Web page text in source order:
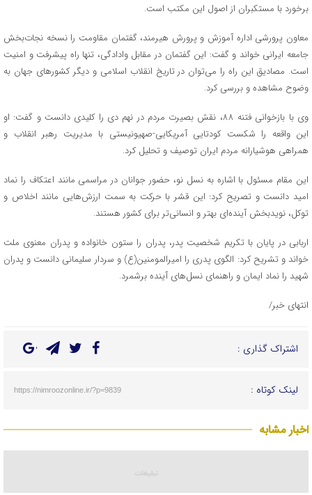
برخورد با مستکبران از اصول این مکتب است.
معاون پرورشی اداره آموزش و پرورش هیرمند، گفتمان مقاومت را نسخه نجات‌بخش
جامعه ایرانی خواند و گفت: این گفتمان در مقابل وادادگی، تنها راه پیشرفت و امنیت
است. مصادیق این راه را می‌توان در تاریخ انقلاب اسلامی و دیگر کشورهای جهان به
وضوح مشاهده و بررسی کرد.
وی با بازخوانی فتنه ۸۸، نقش بصیرت مردم در نهم دی را کلیدی دانست و گفت: او
این واقعه را شکست کودتایی آمریکایی-صهیونیستی با مدیریت رهبر انقلاب و
همراهی هوشیارانه مردم ایران توصیف و تحلیل کرد.
این مقام مسئول با اشاره به نسل نو، حضور جوانان در مراسمی مانند اعتکاف را نماد
امید دانست و تصریح کرد: این قشر با حرکت به سمت ارزش‌هایی مانند اخلاص و
توکل، نویدبخش آینده‌ای بهتر و انسانی‌تر برای کشور هستند.
اربابی در پایان با تکریم شخصیت پدر، پدران را ستون خانواده و پدران معنوی ملت
خواند و تشریح کرد: الگوی پدری را امیرالمومنین(ع) و سردار سلیمانی دانست و پدران
شهید را نماد ایمان و راهنمای نسل‌های آینده برشمرد.
انتهای خبر/
اشتراک گذاری :
لینک کوتاه : https://nimroozonline.ir/?p=9839
اخبار مشابه